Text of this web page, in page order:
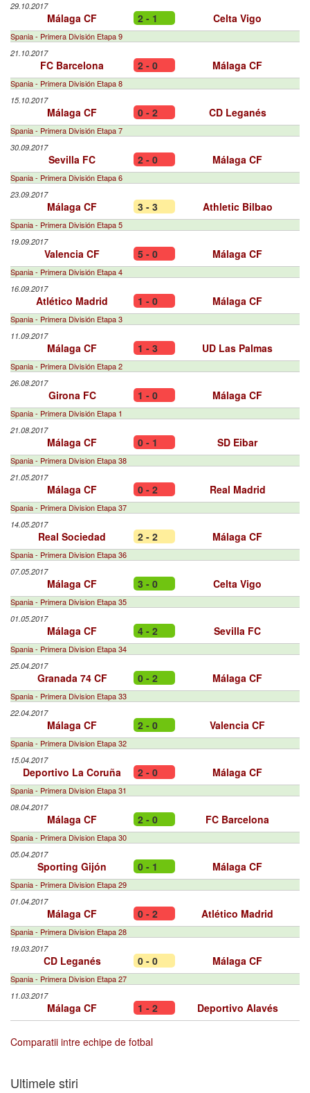
29.10.2017
Málaga CF 2 - 1 Celta Vigo
Spania - Primera División Etapa 9
21.10.2017
FC Barcelona 2 - 0 Málaga CF
Spania - Primera División Etapa 8
15.10.2017
Málaga CF 0 - 2 CD Leganés
Spania - Primera División Etapa 7
30.09.2017
Sevilla FC 2 - 0 Málaga CF
Spania - Primera División Etapa 6
23.09.2017
Málaga CF 3 - 3 Athletic Bilbao
Spania - Primera División Etapa 5
19.09.2017
Valencia CF 5 - 0 Málaga CF
Spania - Primera División Etapa 4
16.09.2017
Atlético Madrid 1 - 0 Málaga CF
Spania - Primera División Etapa 3
11.09.2017
Málaga CF 1 - 3 UD Las Palmas
Spania - Primera División Etapa 2
26.08.2017
Girona FC 1 - 0 Málaga CF
Spania - Primera División Etapa 1
21.08.2017
Málaga CF 0 - 1 SD Eibar
Spania - Primera Division Etapa 38
21.05.2017
Málaga CF 0 - 2 Real Madrid
Spania - Primera Division Etapa 37
14.05.2017
Real Sociedad 2 - 2 Málaga CF
Spania - Primera Division Etapa 36
07.05.2017
Málaga CF 3 - 0 Celta Vigo
Spania - Primera Division Etapa 35
01.05.2017
Málaga CF 4 - 2 Sevilla FC
Spania - Primera Division Etapa 34
25.04.2017
Granada 74 CF 0 - 2 Málaga CF
Spania - Primera Division Etapa 33
22.04.2017
Málaga CF 2 - 0 Valencia CF
Spania - Primera Division Etapa 32
15.04.2017
Deportivo La Coruña 2 - 0 Málaga CF
Spania - Primera Division Etapa 31
08.04.2017
Málaga CF 2 - 0 FC Barcelona
Spania - Primera Division Etapa 30
05.04.2017
Sporting Gijón 0 - 1 Málaga CF
Spania - Primera Division Etapa 29
01.04.2017
Málaga CF 0 - 2 Atlético Madrid
Spania - Primera Division Etapa 28
19.03.2017
CD Leganés 0 - 0 Málaga CF
Spania - Primera Division Etapa 27
11.03.2017
Málaga CF 1 - 2 Deportivo Alavés
Comparatii intre echipe de fotbal
Ultimele stiri